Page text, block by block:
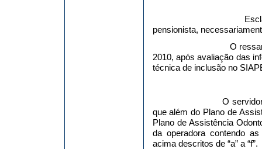
pensionista,
O
2010, após avaliação das
técnica de inclusão no
O
que além do Plano de
Plano de Assistência
da operadora contendo
acima descritos de “a” a “f”.